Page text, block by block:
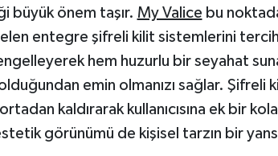
büyük önem taşır. My Valice bu
entegre şifreli kilit sistemlerini
hem huzurlu bir seyahat
emin olmanızı sağlar.
kaldırarak kullanıcısına ek bir
görünümü de kişisel tarzın bir